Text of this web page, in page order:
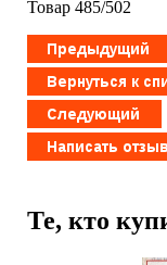
Товар 485/502
Те, кто